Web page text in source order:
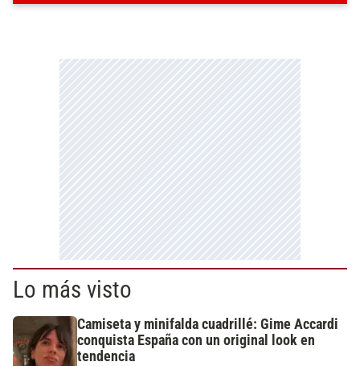
Lo más visto
Camiseta y minifalda cuadrillé: Gime Accardi
conquista España con un original look en
tendencia